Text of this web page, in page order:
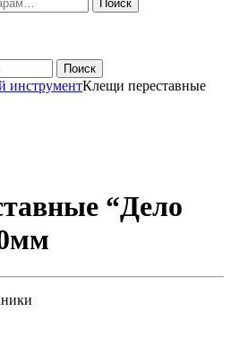
Поиск
Поиск
инструментКлещи переставные
“Дело